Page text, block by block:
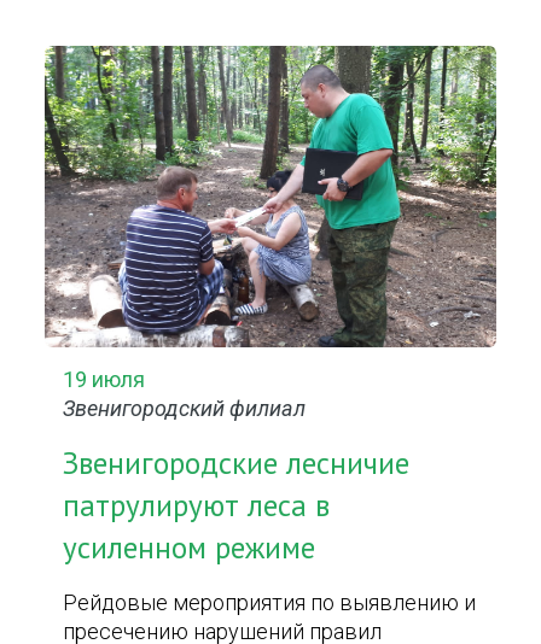
19 июля
Звенигородский филиал
Звенигородские лесничие
патрулируют леса в
усиленном режиме
Рейдовые мероприятия по выявлению и
пресечению нарушений правил